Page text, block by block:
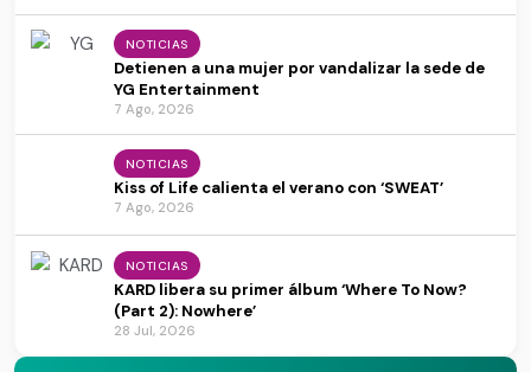
NOTICIAS
Detienen a una mujer por vandalizar la sede de
YG Entertainment
7 Ago, 2026
NOTICIAS
Kiss of Life calienta el verano con ‘SWEAT’
7 Ago, 2026
NOTICIAS
KARD libera su primer álbum ‘Where To Now?
(Part 2): Nowhere’
28 Jul, 2026